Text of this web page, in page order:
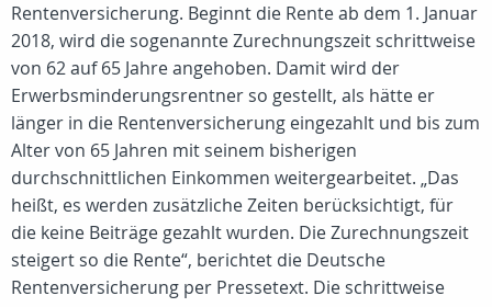
Rentenversicherung. Beginnt die Rente ab dem 1. Januar
2018, wird die sogenannte Zurechnungszeit schrittweise
von 62 auf 65 Jahre angehoben. Damit wird der
Erwerbsminderungsrentner so gestellt, als hätte er
länger in die Rentenversicherung eingezahlt und bis zum
Alter von 65 Jahren mit seinem bisherigen
durchschnittlichen Einkommen weitergearbeitet. „Das
heißt, es werden zusätzliche Zeiten berücksichtigt, für
die keine Beiträge gezahlt wurden. Die Zurechnungszeit
steigert so die Rente“, berichtet die Deutsche
Rentenversicherung per Pressetext. Die schrittweise